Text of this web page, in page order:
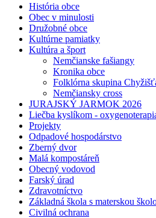
História obce
Obec v minulosti
Družobné obce
Kultúrne pamiatky
Kultúra a šport
Nemčianske fašiangy
Kronika obce
Folklórna skupina
Nemčiansky cross
JURAJSKÝ JARMOK 2026
Liečba kyslíkom -
Projekty
Odpadové hospodárstvo
Zberný dvor
Malá kompostáreň
Obecný vodovod
Farský úrad
Zdravotníctvo
Základná škola s materskou
Civilná ochrana